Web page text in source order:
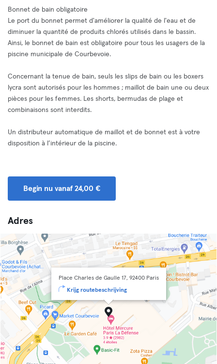
Bonnet de bain obligatoire
Le port du bonnet permet d'améliorer la qualité de l'eau et de
diminuer la quantité de produits chlorés utilisés dans le bassin.
Ainsi, le bonnet de bain est obligatoire pour tous les usagers de la
piscine municipale de Courbevoie.
Concernant la tenue de bain, seuls les slips de bain ou les boxers
lycra sont autorisés pour les hommes ; maillot de bain une ou deux
pièces pour les femmes. Les shorts, bermudas de plage et
combinaisons sont interdits.
Un distributeur automatique de maillot et de bonnet est à votre
disposition à l’intérieur de la piscine.
Begin nu vanaf 24,00 €
Adres
Place Charles de Gaulle 17, 92400 Paris
Krijg routebeschrijving